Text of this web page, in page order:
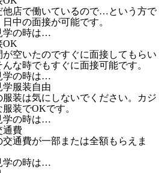
他店で働いているので…という方で
日中の面接が可能です。
学の時は…
OK
が空いたのですぐに面接してもらい
んな時でもすぐに面接可能です。
学の時は…
学服装自由
服装は気にしないでください。カジ
服装でOKです。
学の時は…
通費
交通費が一部または全額もらえま
学の時は…